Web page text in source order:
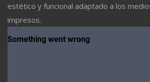
estético y funcional adaptado a los
impresos.